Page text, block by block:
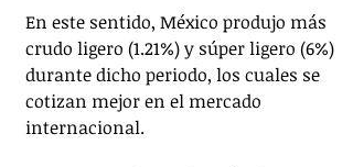
En este sentido, México produjo más
crudo ligero (1.21%) y súper ligero (6%)
durante dicho periodo, los cuales se
cotizan mejor en el mercado
internacional.